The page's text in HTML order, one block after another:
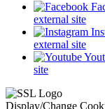
external site
external site
site
Display/Change